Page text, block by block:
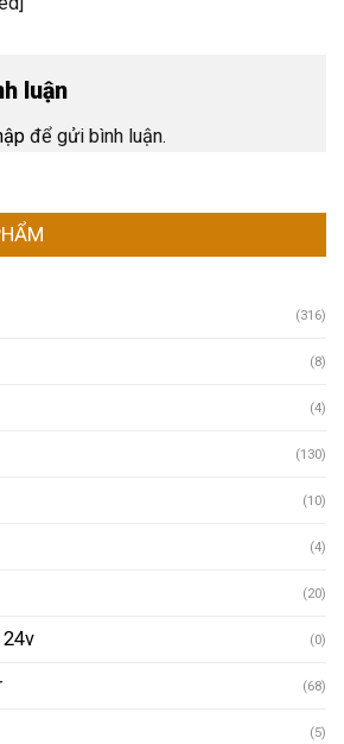
luận
để gửi bình luận.
(316)
(8)
(4)
(130)
(10)
(4)
(20)
(0)
(68)
(5)